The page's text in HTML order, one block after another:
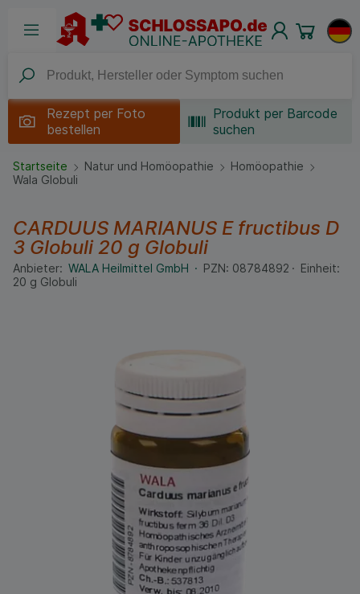
Rezept per Foto
bestellen
Produkt per Barcode
suchen
Startseite Natur und Homöopathie
Homöopathie
Wala Globuli
CARDUUS MARIANUS E fructibus D
3 Globuli 20 g Globuli
Anbieter: WALA Heilmittel GmbH PZN: 08784892
Einheit:
20 g Globuli